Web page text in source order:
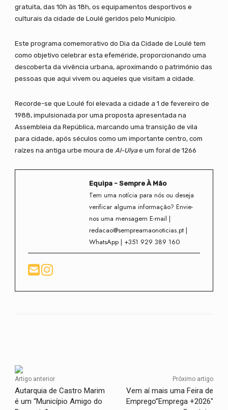
gratuita, das 10h às 18h, os equipamentos desportivos e
culturais da cidade de Loulé geridos pelo Município.
Este programa comemorativo do Dia da Cidade de Loulé tem
como objetivo celebrar esta efeméride, proporcionando uma
descoberta da vivência urbana, aproximando o património das
pessoas que aqui vivem ou aqueles que visitam a cidade.
Recorde-se que Loulé foi elevada a cidade a 1 de fevereiro de
1988, impulsionada por uma proposta apresentada na
Assembleia da República, marcando uma transição de vila
para cidade, após séculos como um importante centro, com
raízes na antiga urbe moura de Al-Ulyae um foral de 1266
Equipa - Sempre À Mão
Tem uma notícia para nós ou deseja
verificar alguma informação? Envie-
nos uma mensagem E-mail |
redacao@sempreamaonoticias.pt |
WhatsApp | +351 929 389 160
Artigo anterior
Autarquia de Castro Marim
é um “Município Amigo do
Próximo artigo
Vem aí mais uma Feira de
Emprego”Emprega +2026″